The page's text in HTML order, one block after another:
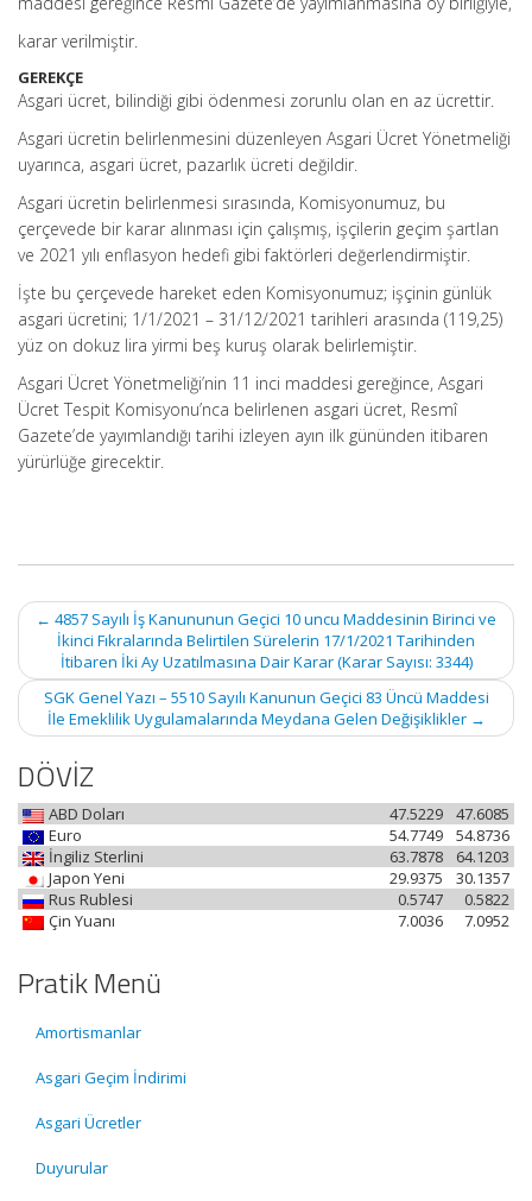
karar verilmiştir.
GEREKÇE
Asgari ücret, bilindiği gibi ödenmesi zorunlu olan en az ücrettir.
Asgari ücretin belirlenmesini düzenleyen Asgari Ücret Yönetmeliği
uyarınca, asgari ücret, pazarlık ücreti değildir.
Asgari ücretin belirlenmesi sırasında, Komisyonumuz, bu
çerçevede bir karar alınması için çalışmış, işçilerin geçim şartlan
ve 2021 yılı enflasyon hedefi gibi faktörleri değerlendirmiştir.
İşte bu çerçevede hareket eden Komisyonumuz; işçinin günlük
asgari ücretini; 1/1/2021 – 31/12/2021 tarihleri arasında (119,25)
yüz on dokuz lira yirmi beş kuruş olarak belirlemiştir.
Asgari Ücret Yönetmeliği’nin 11 inci maddesi gereğince, Asgari
Ücret Tespit Komisyonu’nca belirlenen asgari ücret, Resmî
Gazete’de yayımlandığı tarihi izleyen ayın ilk gününden itibaren
yürürlüğe girecektir.
Post
navigation
← 4857 Sayılı İş Kanununun Geçici 10 uncu Maddesinin Birinci ve
İkinci Fıkralarında Belirtilen Sürelerin 17/1/2021 Tarihinden
İtibaren İki Ay Uzatılmasına Dair Karar (Karar Sayısı: 3344)
SGK Genel Yazı – 5510 Sayılı Kanunun Geçici 83 Üncü Maddesi
İle Emeklilik Uygulamalarında Meydana Gelen Değişiklikler →
DÖVİZ
ABD Doları 47.6085
47.5229
Euro
54.8736
54.7749
İngiliz Sterlini
64.1203
63.7878
Japon Yeni
30.1357
29.9375
Rus Rublesi
0.5822
0.5747
Çin Yuanı
7.0952
7.0036
Pratik Menü
Amortismanlar
Asgari Geçim İndirimi
Asgari Ücretler
Duyurular